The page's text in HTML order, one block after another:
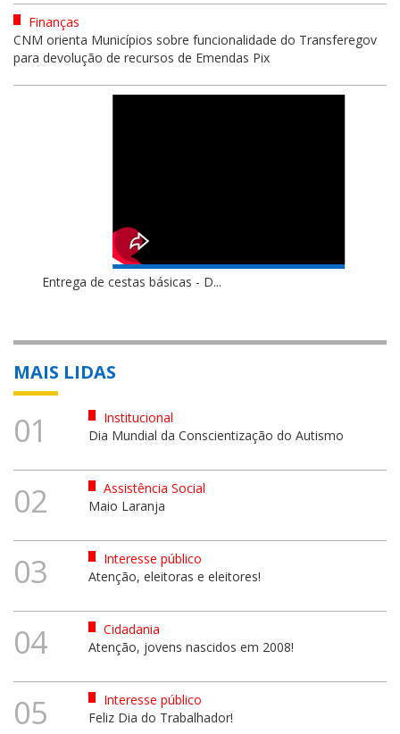
Finanças
CNM orienta Municípios sobre funcionalidade do Transferegov
para devolução de recursos de Emendas Pix
Entrega de cestas básicas - D...
MAIS LIDAS
01
Institucional
Dia Mundial da Conscientização do Autismo
02
Assistência Social
Maio Laranja
03
Interesse público
Atenção, eleitoras e eleitores!
04
Cidadania
Atenção, jovens nascidos em 2008!
05
Interesse público
Feliz Dia do Trabalhador!